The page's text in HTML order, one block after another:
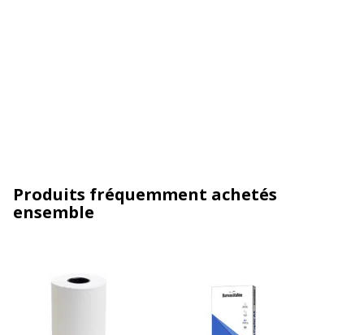
Produits fréquemment achetés
ensemble